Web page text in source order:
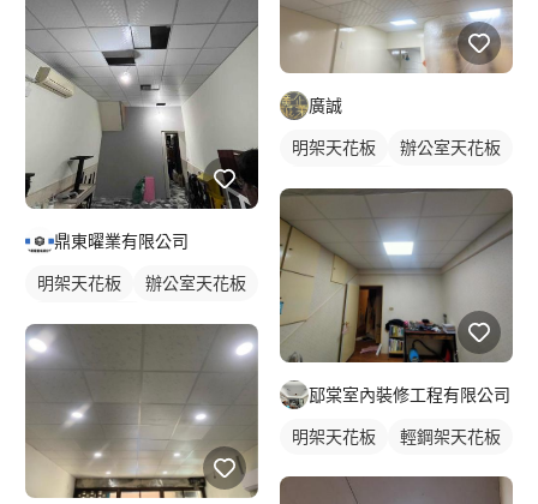
鼎東曜業有限公司
明架天花板
辦公室天花板
廣誠
明架天花板
辦公室天花板
邷棠室內裝修工程有限公司
明架天花板 輕鋼架天花板